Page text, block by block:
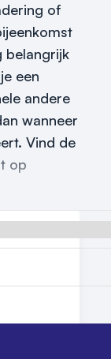
of
belangrijk
een
andere
wanneer
Vind de
op